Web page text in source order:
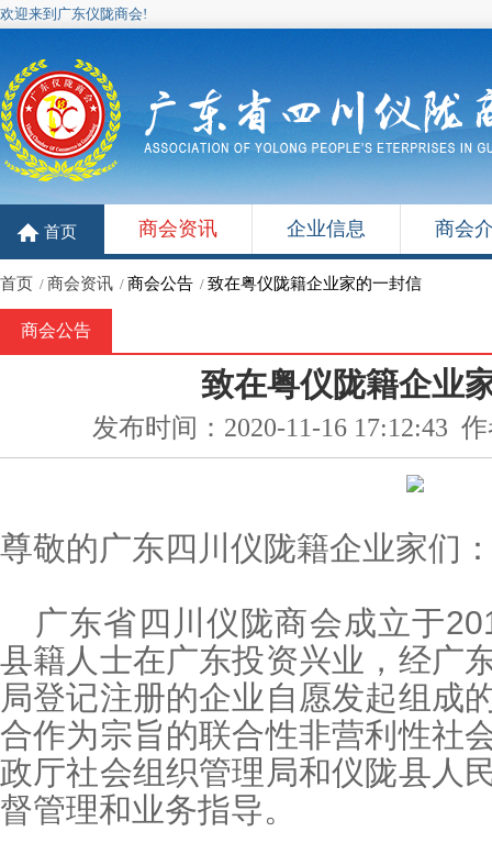
欢迎来到广东仪陇商会!
首页 商会资讯 企业信息 商会
首页 / 商会资讯 / 商会公告 / 致在粤仪陇籍企业家的一封信
商会公告
致在粤仪陇籍企业
发布时间：2020-11-16 17:12:43
尊敬的广东四川仪陇籍企业家们
广东省四川仪陇商会成立于
县籍人士在广东投资兴业，经广
局登记注册的企业自愿发起组成
合作为宗旨的联合性非营利性社
政厅社会组织管理局和仪陇县人
督管理和业务指导。